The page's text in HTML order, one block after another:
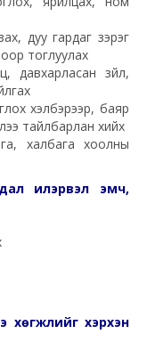
дуу гардаг зэрэг
тоглуулах
давхарласан зүйл,
хэлбэрээр, баяр
тайлбарлан хийх
халбага хоолны
илэрвэл эмч,
хөгжлийг хэрхэн